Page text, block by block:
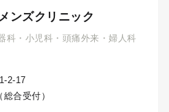
ンズクリニック
科・小児科・頭痛外来・婦人科
2-17
合受付）